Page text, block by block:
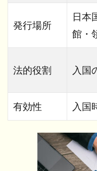
発行場所
日本
館・
法的役割 入国
有効性 入国